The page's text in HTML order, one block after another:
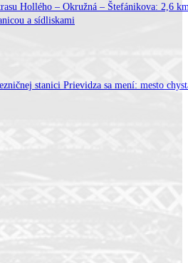
Hollého – Okružná – Štefánikova: 2,6
a sídliskami
stanici Prievidza sa mení: mesto